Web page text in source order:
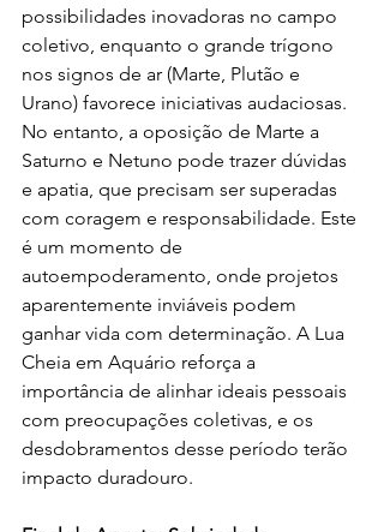
possibilidades inovadoras no campo
coletivo, enquanto o grande trígono
nos signos de ar (Marte, Plutão e
Urano) favorece iniciativas audaciosas.
No entanto, a oposição de Marte a
Saturno e Netuno pode trazer dúvidas
e apatia, que precisam ser superadas
com coragem e responsabilidade. Este
é um momento de
autoempoderamento, onde projetos
aparentemente inviáveis podem
ganhar vida com determinação. A Lua
Cheia em Aquário reforça a
importância de alinhar ideais pessoais
com preocupações coletivas, e os
desdobramentos desse período terão
impacto duradouro.